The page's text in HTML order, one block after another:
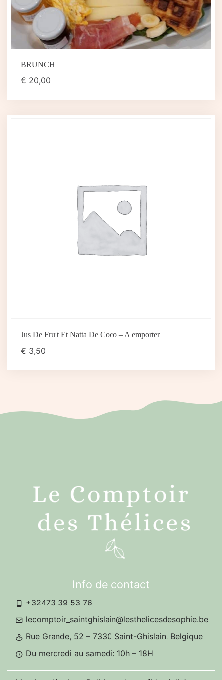
BRUNCH
€ 20,00
Jus De Fruit Et Natta De Coco – A emporter
€ 3,50
Info de contact
+32473 39 53 76
lecomptoir_saintghislain@lesthelicesdesophie.be
Rue Grande, 52 – 7330 Saint-Ghislain, Belgique
Du mercredi au samedi: 10h – 18H